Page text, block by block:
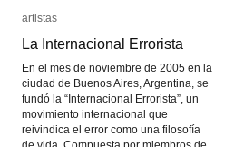
artistas
La Internacional Errorista
En el mes de noviembre de 2005 en la
ciudad de Buenos Aires, Argentina, se
fundó la “Internacional Errorista”, un
movimiento internacional que
reivindica el error como una filosofía
artistas
La Internacional Errorista